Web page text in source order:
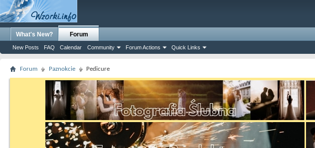
What's New? Forum
New Posts FAQ Calendar Community Forum Actions Quick Links
Forum Paznokcie Pedicure